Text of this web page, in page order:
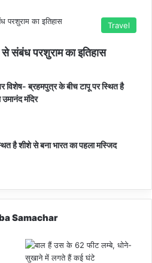
Travel
संबंध परशुराम का इतिहास
विशेष- ब्रहमपुत्र के बीच टापू पर स्थित है
उमानंद मंदिर
है शीशे से बना भारत का पहला मस्जिद
Samachar